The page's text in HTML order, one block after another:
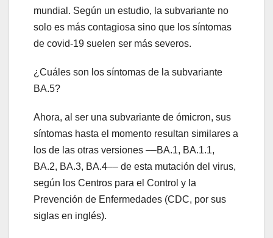
mundial. Según un estudio, la subvariante no
solo es más contagiosa sino que los síntomas
de covid-19 suelen ser más severos.
¿Cuáles son los síntomas de la subvariante
BA.5?
Ahora, al ser una subvariante de ómicron, sus
síntomas hasta el momento resultan similares a
los de las otras versiones ––BA.1, BA.1.1,
BA.2, BA.3, BA.4–– de esta mutación del virus,
según los Centros para el Control y la
Prevención de Enfermedades (CDC, por sus
siglas en inglés).